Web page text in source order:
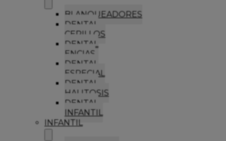
BLANQUEADORES
DENTAL
CEPILLOS
DENTAL
ENCIAS
DENTAL
ESPECIAL
DENTAL
HALITOSIS
DENTAL
INFANTIL
INFANTIL